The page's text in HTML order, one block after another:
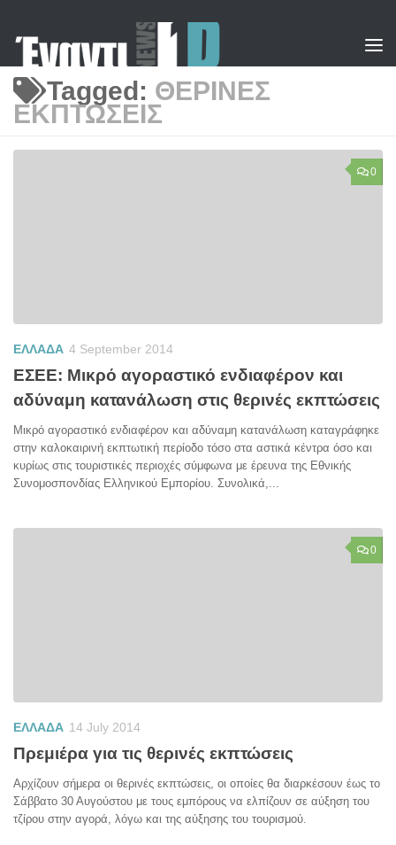
Tagged: ΘΕΡΙΝΕΣ
ΕΚΠΤΩΣΕΙΣ
0
ΕΛΛΑΔΑ 4 September 2014
ΕΣΕΕ: Μικρό αγοραστικό ενδιαφέρον και
αδύναμη κατανάλωση στις θερινές εκπτώσεις
Μικρό αγοραστικό ενδιαφέρον και αδύναμη κατανάλωση καταγράφηκε
στην καλοκαιρινή εκπτωτική περίοδο τόσο στα αστικά κέντρα όσο και
κυρίως στις τουριστικές περιοχές σύμφωνα με έρευνα της Εθνικής
Συνομοσπονδίας Ελληνικού Εμπορίου. Συνολικά,...
0
ΕΛΛΑΔΑ 14 July 2014
Πρεμιέρα για τις θερινές εκπτώσεις
Αρχίζουν σήμερα οι θερινές εκπτώσεις, οι οποίες θα διαρκέσουν έως το
Σάββατο 30 Αυγούστου με τους εμπόρους να ελπίζουν σε αύξηση του
τζίρου στην αγορά, λόγω και της αύξησης του τουρισμού.